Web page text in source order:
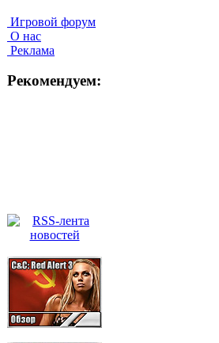
Игровой форум
О нас
Реклама
Рекомендуем: